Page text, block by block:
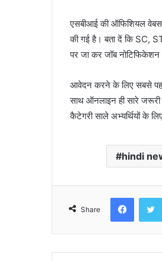
एसबीआई की ऑफिशियल
की गई है। बता दें कि SC,
पर जा कर जॉब
आवेदन करने के लिए सबसे पहले
साथ ऑनलाइन ही सारे जरूरी
कैटेगरी साले अभ्यर्थियों के
hindi
Share